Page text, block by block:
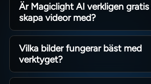
Är Magiclight AI verkligen
skapa videor med?
Du kan skapa bildvideor gratis inom
kreditgräns. Testa alla kärnfunktioner
väljer betald plan.
Vilka bilder fungerar bäst med
verktyget?
Tydliga porträtt och illustrationer